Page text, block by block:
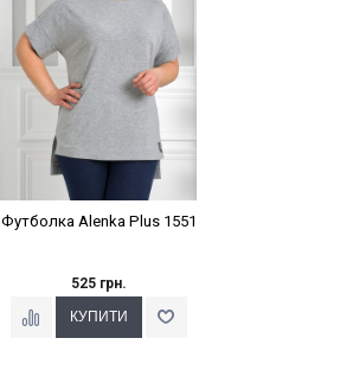
Футболка Alenka Plus 1551
525 грн.